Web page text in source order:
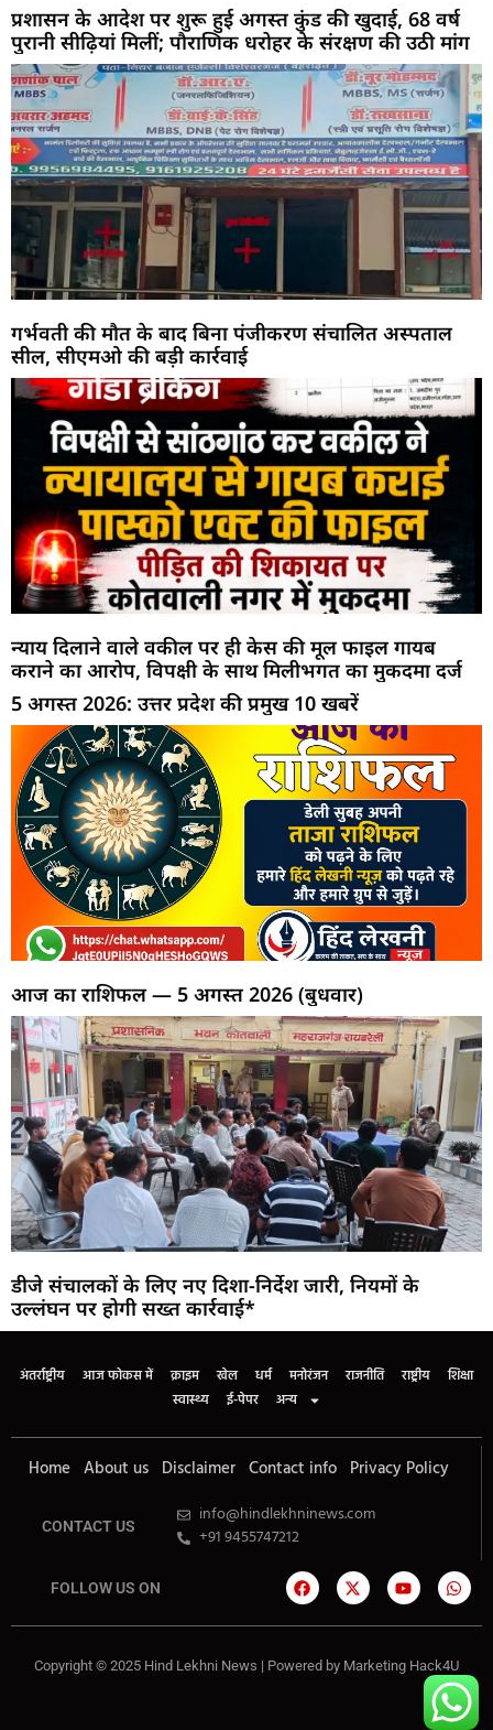
प्रशासन के आदेश पर शुरू हुई अगस्त कुंड की खुदाई, 68 वर्ष
पुरानी सीढ़ियां मिलीं; पौराणिक धरोहर के संरक्षण की उठी मांग
गर्भवती की मौत के बाद बिना पंजीकरण संचालित अस्पताल
सील, सीएमओ की बड़ी कार्रवाई
न्याय दिलाने वाले वकील पर ही केस की मूल फाइल गायब
कराने का आरोप, विपक्षी के साथ मिलीभगत का मुकदमा दर्ज
5 अगस्त 2026: उत्तर प्रदेश की प्रमुख 10 खबरें
आज का राशिफल — 5 अगस्त 2026 (बुधवार)
डीजे संचालकों के लिए नए दिशा-निर्देश जारी, नियमों के
उल्लंघन पर होगी सख्त कार्रवाई*
अंतर्राष्ट्रीय आज फोकस में क्राइम खेल धर्म मनोरंजन राजनीति राष्ट्रीय
शिक्षा
स्वास्थ्य
ई-पेपर अन्य
Home About us Disclaimer Contact info Privacy Policy
CONTACT US
info@hindlekhninews.com
+91 9455747212
FOLLOW US ON
Copyright © 2025 Hind Lekhni News | Powered by Marketing Hack4U